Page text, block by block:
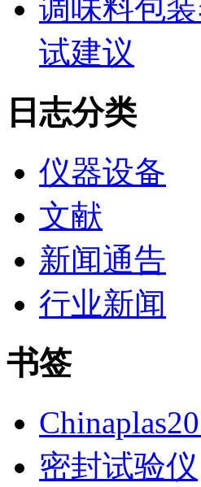
调味料包
试建议
日志分类
仪器设备
文献
新闻通告
行业新闻
书签
密封试验仪